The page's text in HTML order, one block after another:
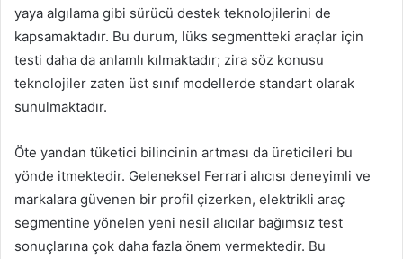
yaya algılama gibi sürücü destek teknolojilerini de
kapsamaktadır. Bu durum, lüks segmentteki araçlar için
testi daha da anlamlı kılmaktadır; zira söz konusu
teknolojiler zaten üst sınıf modellerde standart olarak
sunulmaktadır.
Öte yandan tüketici bilincinin artması da üreticileri bu
yönde itmektedir. Geleneksel Ferrari alıcısı deneyimli ve
markalara güvenen bir profil çizerken, elektrikli araç
segmentine yönelen yeni nesil alıcılar bağımsız test
sonuçlarına çok daha fazla önem vermektedir. Bu